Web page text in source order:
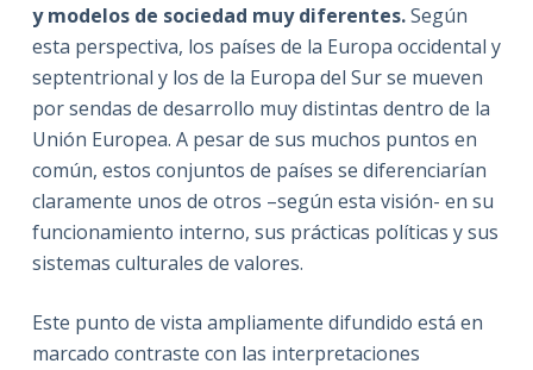
y modelos de sociedad muy diferentes.Según
esta perspectiva, los países de la Europa occidental y
septentrional y los de la Europa del Sur se mueven
por sendas de desarrollo muy distintas dentro de la
Unión Europea. A pesar de sus muchos puntos en
común, estos conjuntos de países se diferenciarían
claramente unos de otros –según esta visión- en su
funcionamiento interno, sus prácticas políticas y sus
sistemas culturales de valores.
Este punto de vista ampliamente difundido está en
marcado contraste con las interpretaciones